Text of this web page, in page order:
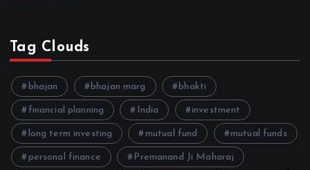
Tag Clouds
bhajan bhajan marg bhakti
financial planning India investment
long term investing mutual fund mutual funds
personal finance Premanand Ji Maharaj